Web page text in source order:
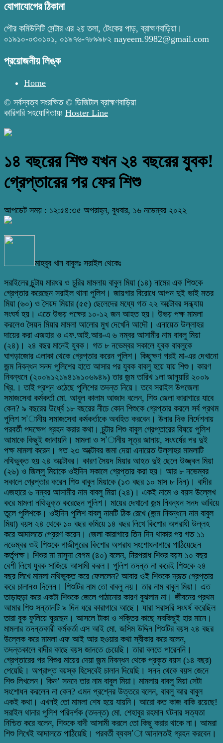
যোগাযোগের ঠিকানা
পৌর কমিউনিটি সেন্টার এর ২য় তলা, টেংকের পাড়, ব্রাহ্মণবাড়িয়া।
০১৯১০-০৩০১০১, ০১৯৭৬-৭৮৯৯৮২ nayeem.9982@gmail.com
প্রয়োজনীয় লিঙ্ক
Home
© সর্বস্বত্ব সংরক্ষিত © ডিজিটাল ব্রাহ্মণবাড়িয়া
কারিগরি সহযোগিতায়ঃ Hoster Line
১৪ বছরের শিশু যখন ২৪ বছরের যুবক!
গ্রেপ্তারের পর ফের শিশু
আপডেট সময় : ১২:৫৪:৩৫ অপরাহ্ন, বুধবার, ১৬ নভেম্বর ২০২২
মাহবুব খান বাবুলঃ সরাইল থেকেঃ
সরাইলের চুন্টায় মারধর ও চুরির মামলায় বাবুল মিয়া (১৪) নামের এক শিশুকে
গ্রেপ্তার করেছেন সরাইল থানা পুলিশ। জায়গার বিরোধে আপন দুই ভাই মতর
মিয়া (৬০) ও সৈয়দ মিয়ার (৫৫) ছেলেদের মধ্যে গত ২২ অক্টোবর সন্ধ্যায়
সংঘর্ষ হয়। এতে উভয় পক্ষের ১০-১২ জন আহত হয়। উভয় পক্ষ মামলা
করলেও সৈয়দ মিয়ার মামলা আলোর মুখ দেখেনি আদৌ। এনায়েত উল্লাহর
দায়ের করা এজহার ও এফ.আই.আর-এ ৬ নম্বর আসামীর নাম বাবলু মিয়া
(২৪)। ২৪ বছর মানেই যুবক। গত ৮ নভেম্বর সকালে যুবক বাবলুকে
ঘাগড়াজোর এলাকা থেকে গ্রেপ্তার করেন পুলিশ। কিছুক্ষণ পরই মা-এর দেখানো
জন্ম নিবন্ধন সনদ পুলিশের হাতে আসার পর যুবক বাবলু হয়ে যায় শিশু। কারণ
নিবন্ধনে (২০০৯১২১৯৪১৯১০৬৯৪৯) তার জন্ম তারিখ ১লা জানুয়ারি ২০০৯
খ্রি.। তাই প্রশ্ন ওঠেছে পুলিশের তদন্ত নিয়ে। তবে সরাইল উপজেলা
সমাজসেবা কর্মকর্তা মো. আবুল কালাম আজাদ বলেন, শিশু জেলা কারাগারে যাবে
কেন? ৯ বছরের উর্ধ্বে ১৮ বছরের নীচে কোন শিশুকে গ্রেপ্তার করলে সর্ব প্রথম
পুলিশ স’ানীয় সমাজসেবা কর্মকর্তাকে অবহিত করবেন। উনার দিক নির্দেশনায়
পরবর্তী পদক্ষেপ গ্রহন করার কথা। চুন্টার শিশু বাবুল গ্রেপ্তারের বিষয়ে পুলিশ
আমাকে কিছুই জানায়নি। মামলা ও স’ানীয় সূত্র জানায়, সংঘর্ষের পর দুই
পক্ষ মামলা করেন। গত ২৩ অক্টোবর জমা দেয়া এনায়েত উল্লাহর মামলাটি
নথিভুক্ত হয় ২৪ অক্টোবর। কারণ সৈয়দ মিয়ার আহত দুই ছেলে উজ্জ্বল মিয়া
(২৬) ও জিল্লু মিয়াকে ওইদিন সকালে গ্রেপ্তার করা হয়। আর ৮ নভেম্বর
সকালে গ্রেপ্তার করেন শিশু বাবুল মিয়াকে (১৩ বছর ১০ মাস ৮ দিন)। বাদীর
এজহারে ৬ নম্বর আসামীর নাম বাবলু মিয়া (২৪)। একই নামে ও বয়স উল্লেখ
করে মামলা নথিভুক্ত করেছেন পুলিশ। মায়ের দেখানো জন্ম নিবন্ধন সনদ ভাবিয়ে
তুলে পুলিশকে। ওইদিন পুলিশ বাবলু নামটি ঠিক রেখে (জন্ম নিবন্ধনে নাম বাবুল
মিয়া) বয়স ২৪ থেকে ১০ বছর কমিয়ে ১৪ বছর লিখে কিশোর অপরাধী উল্লহ
করে আদালতে প্রেরণ করেন। জেলা কারাগারে তিন দিন থাকার পর গত ১১
নভেম্বর ওই শিশুকে গাজীপুরের কিশোর অপরাধ সংশোধনাগারে পাঠিয়েছেন
কর্তৃপক্ষ। শিশুর মা মাসুদা বেগম (৪০) বলেন, নিরপরাধ শিশুর বয়স ১০ বছর
বেশী লিখে যুবক সাজিয়ে আসামী করল। পুলিশ তদন্ত না করেই শিশুকে ২৪
বছর লিখে মামলা নথিভুক্ত করে ফেললেন? আবার ওই শিশুকে দ্রূত গ্রেপ্তার
করে চালানও দিলেন। শিশুটির নাম তো বাবলু নয়। তার নাম বাবুল মিয়া। এত
তাড়াহুড়া করে একটা শিশুকে জেলে পাঠানোর কারণ বুঝলাম না। জীবনের প্রথম
আমার শিশু সন্তানটি ৯ দিন ধরে কারাগারে আছে। যারা সরাসরি সংঘর্ষ করেছিল
তারা বুক ফুলিয়ে ঘুরছেন। আসলে টাকা ও শক্তির কাছে সবকিছুই হার মানে।
মামলার তদন্তকারী কর্মকর্তা এস আই মো. জসিম উদ্দিন শিশুটির বয়স ২৪ বছর
উল্লেক করে মামলা এফ আই আর হওয়ার কথা স্বীকার করে বলেন,
তদন্তকালে বাদীর কাছে বয়স জানতে চেয়েছি। তারা বলতে পারেননি।
গ্রেপ্তারের পর শিশুর মায়ের দেয়া জন্ম নিবন্ধন থেকে প্রকৃত বয়স (১৪ বছর)
পেয়েছি। অপ্রাপ্ত বয়স্ক হিসেবেই চালান দিয়েছি। সনদ থেকে বয়স জেনে
শিশু লিখলেন। কিন’ সনদে তার নাম বাবুল মিয়া। মামলায় বাবলু মিয়া সেটা
সংশোধন করলেন না কেন? এমন প্রশ্নের উত্তরে বলেন, বাবলু আর বাবুল
একই কথা। এখনই তো মামলা শেষ হয়ে যায়নি। আরো কত কাজ বাকি রয়েছে!
সরাইল থানার পুলিশ পরিদর্শক (তদন্ত) মো. শেহাবুর রহমান ঘটনার সত্যতা
নিশ্চিত করে বলেন, শিশুকে বাদী আসামী করলে তো কিছু করার থাকে না। আমরা
শিশু লিখেই আদালতে পাঠিয়েছি। পরবর্তী ব্যবস’া আদালতই গ্রহন করবেন।